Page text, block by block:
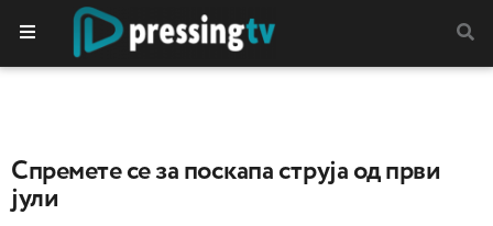
Спремете се за поскапа струја од први
јули